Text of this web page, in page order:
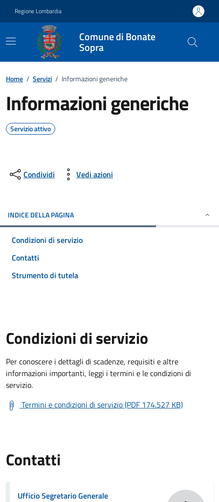
Regione Lombardia
Comune di Bonate
Sopra
Home / Servizi / Informazioni generiche
Informazioni generiche
Servizio attivo
Condividi Vedi azioni
INDICE DELLA PAGINA
Condizioni di servizio
Contatti
Strumento di tutela
Condizioni di servizio
Per conoscere i dettagli di scadenze, requisiti e altre
informazioni importanti, leggi i termini e le condizioni di
servizio.
Termini e condizioni di servizio (PDF 174.527 KB)
Contatti
Ufficio Segretario Generale